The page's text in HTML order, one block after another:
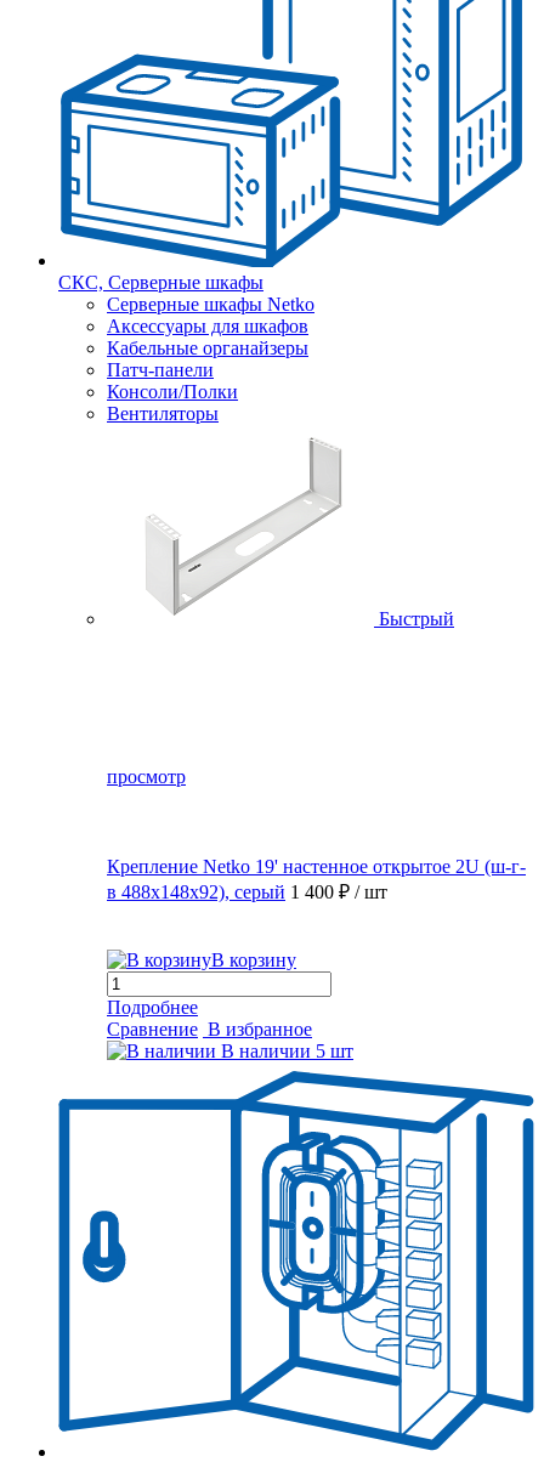
СКС, Серверные шкафы
Серверные шкафы Netko
Аксессуары для шкафов
Кабельные органайзеры
Патч-панели
Консоли/Полки
Вентиляторы
Быстрый
просмотр
Крепление Netko 19' настенное открытое 2U (ш-г-
в 488х148х92), серый 1 400 ₽ / шт
В корзину
Подробнее
Сравнение В избранное
В наличии 5 шт